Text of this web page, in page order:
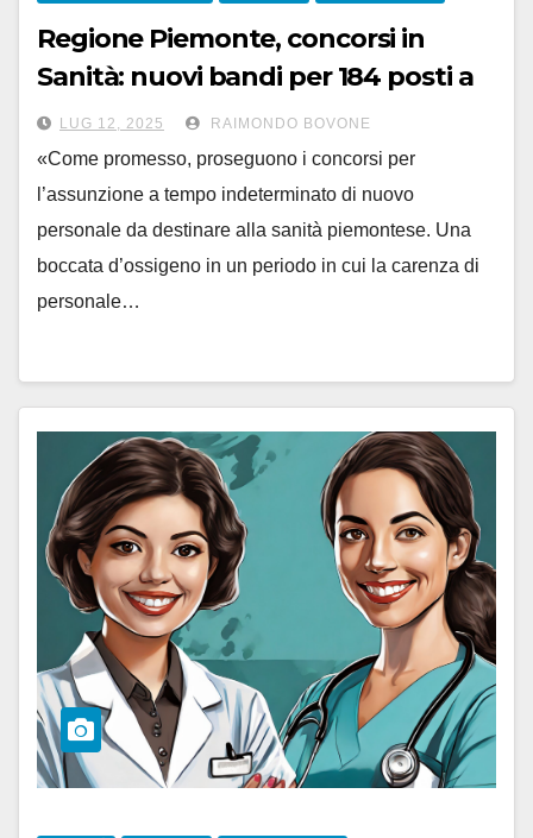
Regione Piemonte, concorsi in
Sanità: nuovi bandi per 184 posti a
tempo indeterminato
LUG 12, 2025 RAIMONDO BOVONE
«Come promesso, proseguono i concorsi per
l’assunzione a tempo indeterminato di nuovo
personale da destinare alla sanità piemontese. Una
boccata d’ossigeno in un periodo in cui la carenza di
personale…